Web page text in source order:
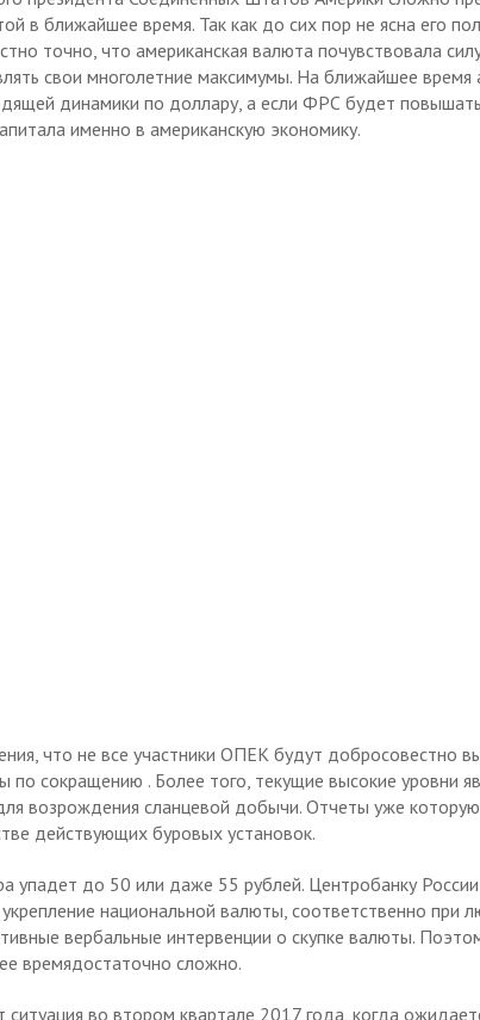
в ближайшее время. Так как до сих пор не ясна его
точно, что американская валюта почувствовала
свои многолетние максимумы. На ближайшее время
динамики по доллару, а если ФРС будет
именно в американскую экономику.
что не все участники ОПЕК будут добросовестно
по сокращению . Более того, текущие высокие уровни
возрождения сланцевой добычи. Отчеты уже
действующих буровых установок.
упадет до 50 или даже 55 рублей. Центробанку
национальной валюты, соответственно при
вербальные интервенции о скупке валюты.
времядостаточно сложно.
ситуация во втором квартале 2017 года, когда